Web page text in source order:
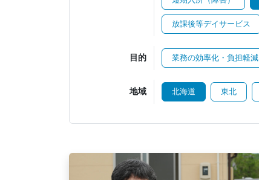
放課後等デイサービス
目的 業務の効率化・負担軽減
地域 北海道 東北